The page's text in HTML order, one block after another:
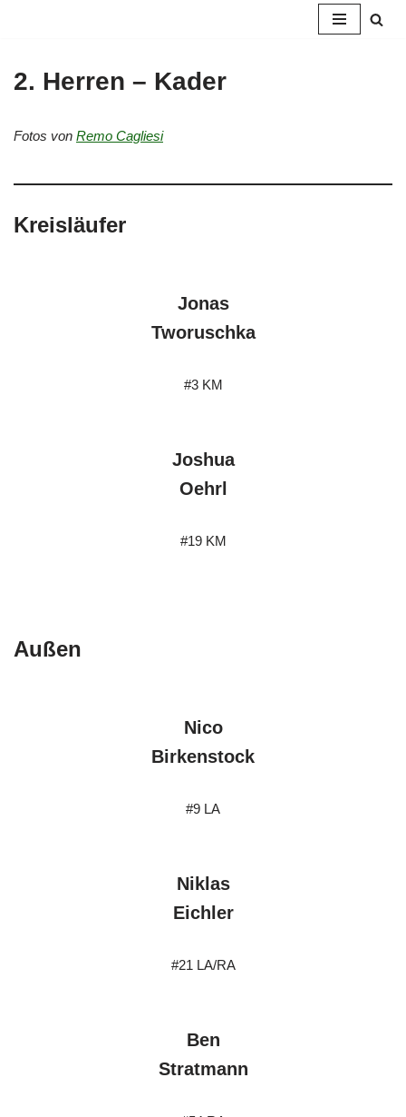
Inhalt
springen
2. Herren – Kader
Fotos von Remo Cagliesi
Kreisläufer
Jonas
Tworuschka
#3 KM
Joshua
Oehrl
#19 KM
Außen
Nico
Birkenstock
#9 LA
Niklas
Eichler
#21 LA/RA
Ben
Stratmann